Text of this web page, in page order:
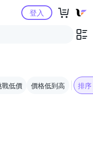
購物中心登入
戰低價 價格低到高 排序